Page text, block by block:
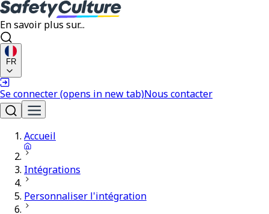
En savoir plus sur...
FR
Se connecter(opens in new tab)Nous contacter
Accueil
Intégrations
Personnaliser l'intégration